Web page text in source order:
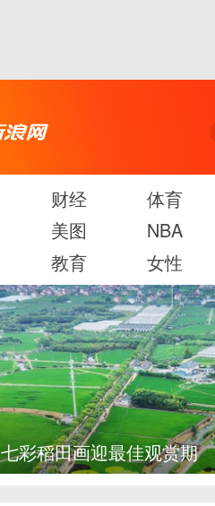
财经 体育
美图 NBA
教育 女性
厄瓜多尔总统诺沃亚会